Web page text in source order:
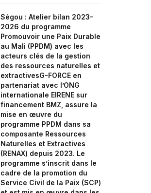
Ségou : Atelier bilan 2023-
2026 du programme
Promouvoir une Paix Durable
au Mali (PPDM) avec les
acteurs clés de la gestion
des ressources naturelles et
extractivesG-FORCE en
partenariat avec l’ONG
internationale EIRENE sur
financement BMZ, assure la
mise en œuvre du
programme PPDM dans sa
composante Ressources
Naturelles et Extractives
(RENAX) depuis 2023. Le
programme s’inscrit dans le
cadre de la promotion du
Service Civil de la Paix (SCP)